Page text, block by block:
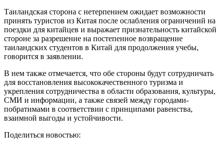
Таиландская сторона с нетерпением ожидает возможности
принять туристов из Китая после ослабления ограничений на
поездки для китайцев и выражает признательность китайской
стороне за разрешение на постепенное возвращение
таиландских студентов в Китай для продолжения учебы,
говорится в заявлении.
В нем также отмечается, что обе стороны будут сотрудничать
для восстановления высококачественного туризма и
укрепления сотрудничества в области образования, культуры,
СМИ и информации, а также связей между городами-
побратимами в соответствии с принципами равенства,
взаимной выгоды и устойчивости.
Поделиться новостью: